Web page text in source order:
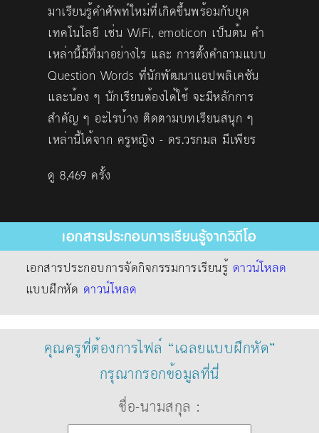
มาเรียนรู้คำศัพท์ใหม่ที่เกิดขึ้นพร้อมกับยุค
เทคโนโลยี เช่น WiFi, emoticon เป็นต้น คำ
เหล่านี้มีที่มาอย่างไร และ การตั้งคำถามแบบ
Question Words ที่นักพัฒนาแอปพลิเคชัน
และน้อง ๆ นักเรียนต้องได้ใช้ จะมีหลักการ
สำคัญ ๆ อะไรบ้าง ติดตามบทเรียนสนุก ๆ
เหล่านี้ได้จาก ครูหญิง - ดร.วรกมล มีเพียร
ดู 8,469 ครั้ง
เอกสารประกอบการเรียนรู้จากวิดีโอ
เอกสารประกอบการจัดกิจกรรมการเรียนรู้ ดาวน์โหลด
แบบฝึกหัด ดาวน์โหลด
คุณครูที่ต้องการไฟล์ “เฉลยแบบฝึกหัด”
กรุณากรอกข้อมูลที่นี่
ชื่อ-นามสกุล :